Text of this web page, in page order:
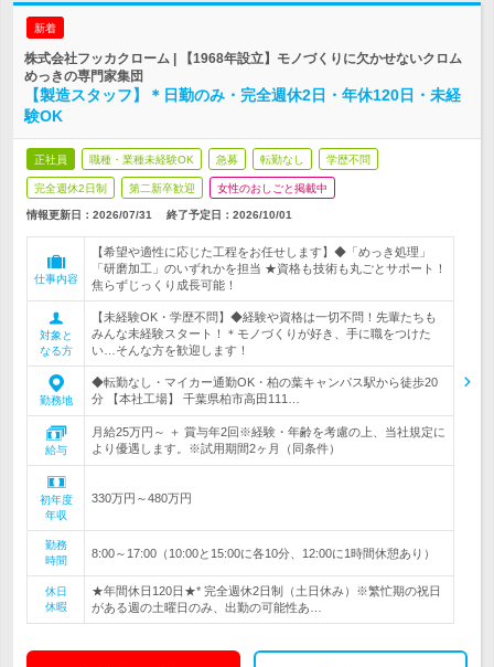
新着
株式会社フッカクローム | 【1968年設立】モノづくりに欠かせないクロム
めっきの専門家集団
【製造スタッフ】＊日勤のみ・完全週休2日・年休120日・未経
験OK
正社員 職種・業種未経験OK 急募 転勤なし 学歴不問
完全週休2日制 第二新卒歓迎 女性のおしごと掲載中
情報更新日：2026/07/31 終了予定日： 2026/10/01
仕事内容
【希望や適性に応じた工程をお任せします】◆「めっき処理」
「研磨加工」のいずれかを担当 ★資格も技術も丸ごとサポート！
焦らずじっくり成長可能！
対象と
なる方
【未経験OK・学歴不問】◆経験や資格は一切不問！先輩たちも
みんな未経験スタート！＊モノづくりが好き、手に職をつけた
い…そんな方を歓迎します！
勤務地
◆転勤なし・マイカー通勤OK・柏の葉キャンパス駅から徒歩20
分 【本社工場】 千葉県柏市高田111…
給与
月給25万円～ ＋ 賞与年2回※経験・年齢を考慮の上、当社規定に
より優遇します。※試用期間2ヶ月（同条件）
初年度
年収
330万円～480万円
勤務
時間
8:00～17:00（10:00と15:00に各10分、12:00に1時間休憩あり）
休日
休暇
★年間休日120日★* 完全週休2日制（土日休み）※繁忙期の祝日
がある週の土曜日のみ、出勤の可能性あ…